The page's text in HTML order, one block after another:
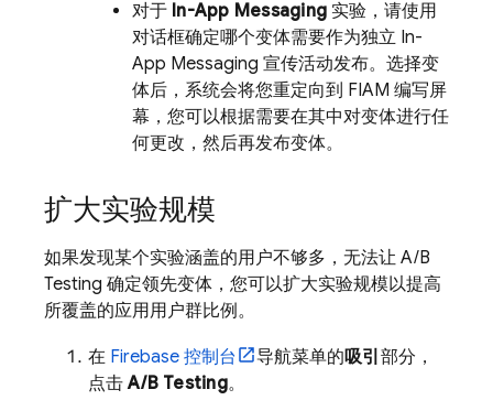
对于 In-App Messaging 实验，请使用
对话框确定哪个变体需要作为独立 In-
App Messaging 宣传活动发布。选择变
体后，系统会将您重定向到 FIAM 编写屏
幕，您可以根据需要在其中对变体进行任
何更改，然后再发布变体。
扩大实验规模
如果发现某个实验涵盖的用户不够多，无法让 A/B
Testing 确定领先变体，您可以扩大实验规模以提高
所覆盖的应用用户群比例。
在 Firebase 控制台 导航菜单的吸引 部分，
点击A/B Testing。